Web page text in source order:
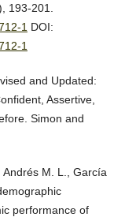
193-201.
1 DOI:
1
and Updated:
Assertive,
Simon and
Andrés M. L., García
performance of